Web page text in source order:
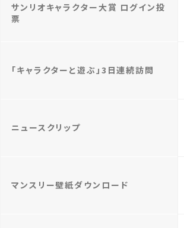
サンリオキャラクター大賞 ログイン投
票
「キャラクターと遊ぶ」3日連続訪問
ニュースクリップ
マンスリー壁紙ダウンロード